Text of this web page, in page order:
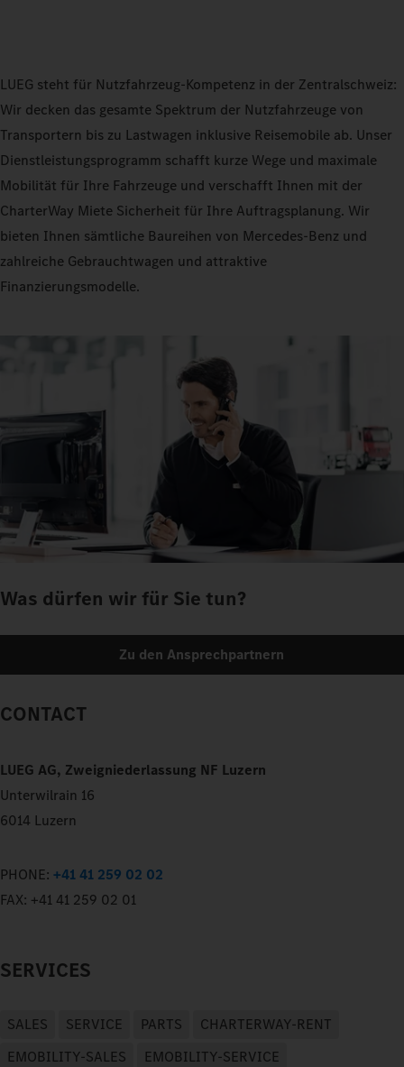
LUEG steht für Nutzfahrzeug-Kompetenz in der Zentralschweiz:
Wir decken das gesamte Spektrum der Nutzfahrzeuge von
Transportern bis zu Lastwagen inklusive Reisemobile ab. Unser
Dienstleistungsprogramm schafft kurze Wege und maximale
Mobilität für Ihre Fahrzeuge und verschafft Ihnen mit der
CharterWay Miete Sicherheit für Ihre Auftragsplanung. Wir
bieten Ihnen sämtliche Baureihen von Mercedes-Benz und
zahlreiche Gebrauchtwagen und attraktive
Finanzierungsmodelle.
Was dürfen wir für Sie tun?
Zu den Ansprechpartnern
CONTACT
LUEG AG, Zweigniederlassung NF Luzern
Unterwilrain 16
6014 Luzern
PHONE: +41 41 259 02 02
FAX: +41 41 259 02 01
SERVICES
SALES SERVICE PARTS
CHARTERWAY-RENT
EMOBILITY-SALES
EMOBILITY-SERVICE